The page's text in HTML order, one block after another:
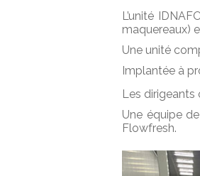
L’unité
maquereaux)
Une unité
Implantée à
Les
Une équipe
Flowfresh.